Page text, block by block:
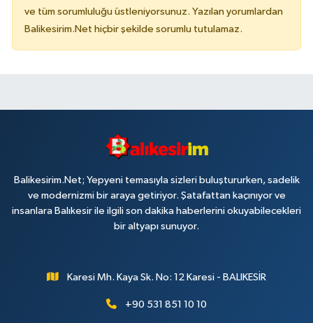
ve tüm sorumluluğu üstleniyorsunuz. Yazılan yorumlardan
Balikesirim.Net hiçbir şekilde sorumlu tutulamaz.
Balikesirim.Net; Yepyeni temasıyla sizleri buluştururken, sadelik
ve modernizmi bir araya getiriyor. Şatafattan kaçınıyor ve
insanlara Balıkesir ile ilgili son dakika haberlerini okuyabilecekleri
bir altyapı sunuyor.
Karesi Mh. Kaya Sk. No: 12 Karesi - BALIKESİR
+90 531 851 10 10